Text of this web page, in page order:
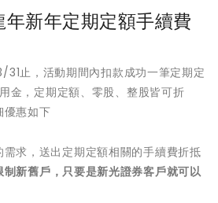
新年定期定額手續費
止，活動期間內扣款成功一筆定期定
金，定期定額、零股、整股皆可折
優惠如下
求，送出定期定額相關的手續費折抵
新舊戶，只要是新光證券客戶就可以